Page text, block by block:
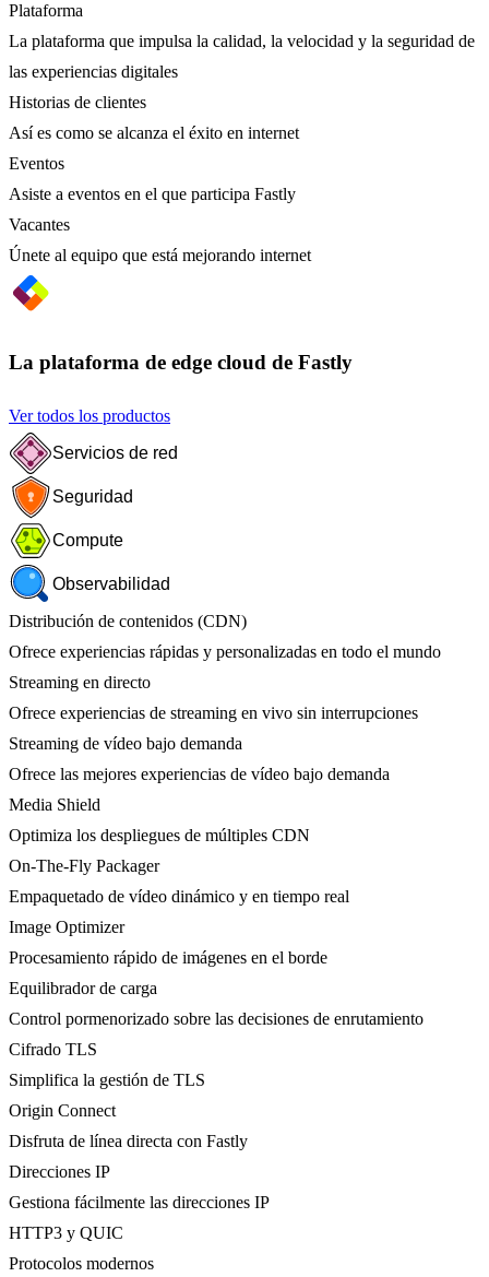
Plataforma
La plataforma que impulsa la calidad, la velocidad y la seguridad de
las experiencias digitales
Historias de clientes
Así es como se alcanza el éxito en internet
Eventos
Asiste a eventos en el que participa Fastly
Vacantes
Únete al equipo que está mejorando internet
La plataforma de edge cloud de Fastly
Ver todos los productos
Servicios de red
Seguridad
Compute
Observabilidad
Distribución de contenidos (CDN)
Ofrece experiencias rápidas y personalizadas en todo el mundo
Streaming en directo
Ofrece experiencias de streaming en vivo sin interrupciones
Streaming de vídeo bajo demanda
Ofrece las mejores experiencias de vídeo bajo demanda
Media Shield
Optimiza los despliegues de múltiples CDN
On-The-Fly Packager
Empaquetado de vídeo dinámico y en tiempo real
Image Optimizer
Procesamiento rápido de imágenes en el borde
Equilibrador de carga
Control pormenorizado sobre las decisiones de enrutamiento
Cifrado TLS
Simplifica la gestión de TLS
Origin Connect
Disfruta de línea directa con Fastly
Direcciones IP
Gestiona fácilmente las direcciones IP
HTTP3 y QUIC
Protocolos modernos